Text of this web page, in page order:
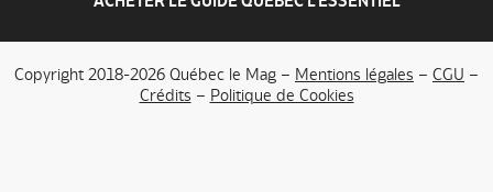
Copyright 2018-2026 Québec le Mag – Mentions légales – CGU –
Crédits – Politique de Cookies